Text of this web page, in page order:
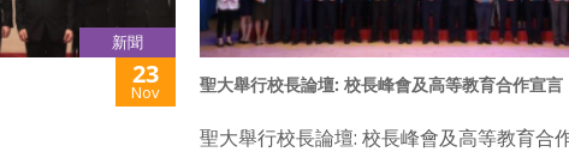
新聞
23
Nov 聖大舉行校長論壇: 校長峰會及高等教育合作宣言
聖大舉行校長論壇: 校長峰會及高等教育合